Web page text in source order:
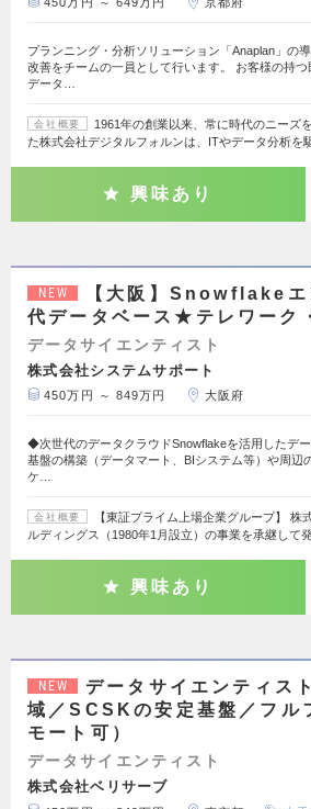
プランニング・分析ソリューション「Anaplan」の
改善をチームの一員として行います。 お客様の持つ
データ…
会社概要
1961年の創業以来、常に時代のニーズ
た株式会社デジタルフォルンは、ITやデータ分析を
興味あり
NEW
【大阪】Snowflake
代データベース★テレワーク
データサイエンティスト
株式会社システムサポート
450万円 ～ 849万円 大阪府
◆次世代のデータクラウドSnowflakeを活用したデ
基盤の構築（データマート、BIシステム等）や周辺
ケ…
会社概要
【東証プライム上場企業グループ】 株
ルディングス（1980年1月設立）の事業を承継して
興味あり
NEW
データサイエンティス
域／SCSKの安定基盤／フル
モート可）
データサイエンティスト
株式会社ベリサーブ